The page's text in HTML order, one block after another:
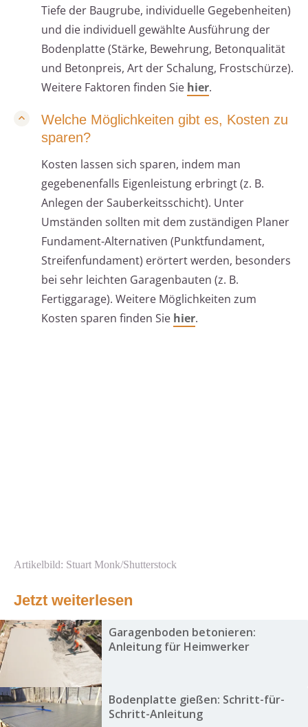
Tiefe der Baugrube, individuelle Gegebenheiten)
und die individuell gewählte Ausführung der
Bodenplatte (Stärke, Bewehrung, Betonqualität
und Betonpreis, Art der Schalung, Frostschürze).
Weitere Faktoren finden Sie hier.
Welche Möglichkeiten gibt es, Kosten zu
sparen?
Kosten lassen sich sparen, indem man
gegebenenfalls Eigenleistung erbringt (z. B.
Anlegen der Sauberkeitsschicht). Unter
Umständen sollten mit dem zuständigen Planer
Fundament-Alternativen (Punktfundament,
Streifenfundament) erörtert werden, besonders
bei sehr leichten Garagenbauten (z. B.
Fertiggarage). Weitere Möglichkeiten zum
Kosten sparen finden Sie hier.
Artikelbild: Stuart Monk/Shutterstock
Jetzt weiterlesen
Garagenboden betonieren:
Anleitung für Heimwerker
Bodenplatte gießen: Schritt-für-
Schritt-Anleitung